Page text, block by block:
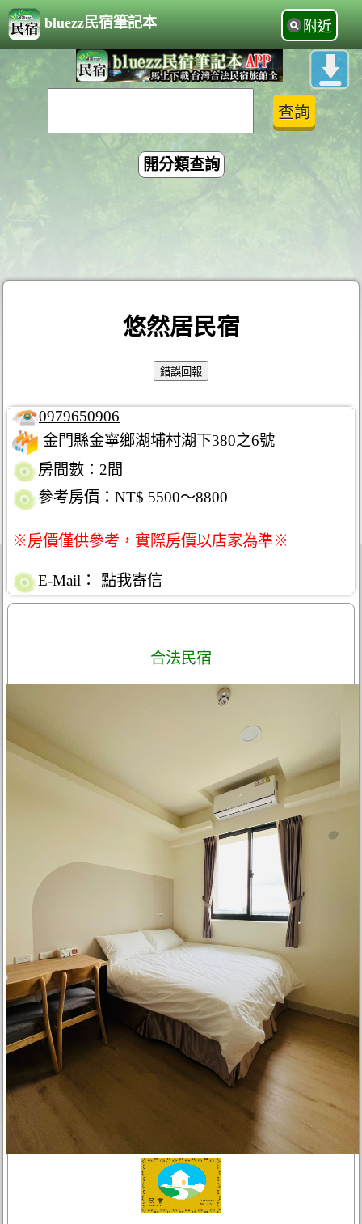
bluezz民宿筆記本 附近
開分類查詢
悠然居民宿
0979650906
金門縣金寧鄉湖埔村湖下380之6號
房間數：2間
參考房價：NT$ 5500～8800
※房價僅供參考，實際房價以店家為準※
E-Mail： 點我寄信
合法民宿